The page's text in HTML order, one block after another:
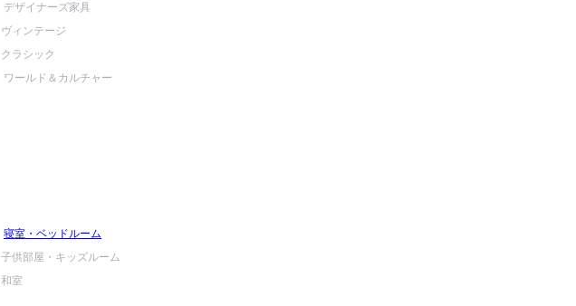
デザイナーズ家具
ヴィンテージ
クラシック
ワールド＆カルチャー
寝室・ベッドルーム
子供部屋・キッズルーム
和室